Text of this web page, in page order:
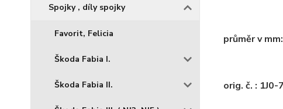
Spojky , díly spojky
Favorit, Felicia
Škoda Fabia I.
Škoda Fabia II.
průměr v mm:
orig. č. :